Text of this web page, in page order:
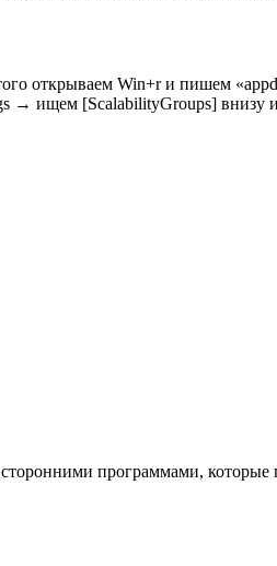
открываем Win+r и пишем
→ ищем [ScalabilityGroups] внизу и
программами,